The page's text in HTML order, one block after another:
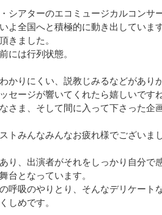
シアターのエコミュージカルコンサ
よ全国へと積極的に動き出していま
きました。
には行列状態。
かりにくい、説教じみるなどがあり
セージが響いてくれたら嬉しいです
さま、そして間に入って下さった企
トみんなみんなお疲れ様でございま
り、出演者がそれをしっかり自分で
台となっています。
呼吸のやりとり、そんなデリケート
しめです。